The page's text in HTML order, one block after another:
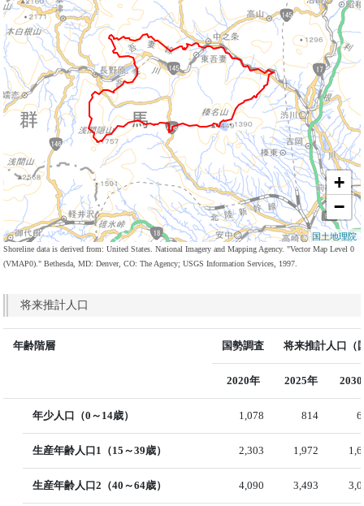
+
−
国土地理院
Shoreline data is derived from: United States. National Imagery and Mapping Agency. "Vector Map Level 0
(VMAP0)." Bethesda, MD: Denver, CO: The Agency; USGS Information Services, 1997.
将来推計人口
年齢階層 国勢調査 将来推計人口（
2020年 2025年
年少人口（0～14歳） 1,078 814
生産年齢人口1（15～39歳） 2,303 1,972
生産年齢人口2（40～64歳） 4,090 3,493